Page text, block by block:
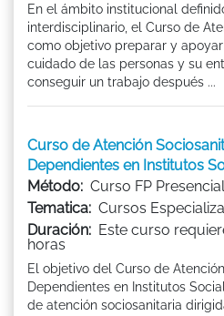
En el ámbito institucional
interdisciplinario, el Curso de
como objetivo preparar y
cuidado de las personas y su
conseguir un trabajo después ...
Curso de Atención
Dependientes en Institutos
Método: Curso FP Presencial
Tematica: Cursos
Duración: Este curso
horas
El objetivo del Curso de
Dependientes en Institutos
de atención sociosanitaria